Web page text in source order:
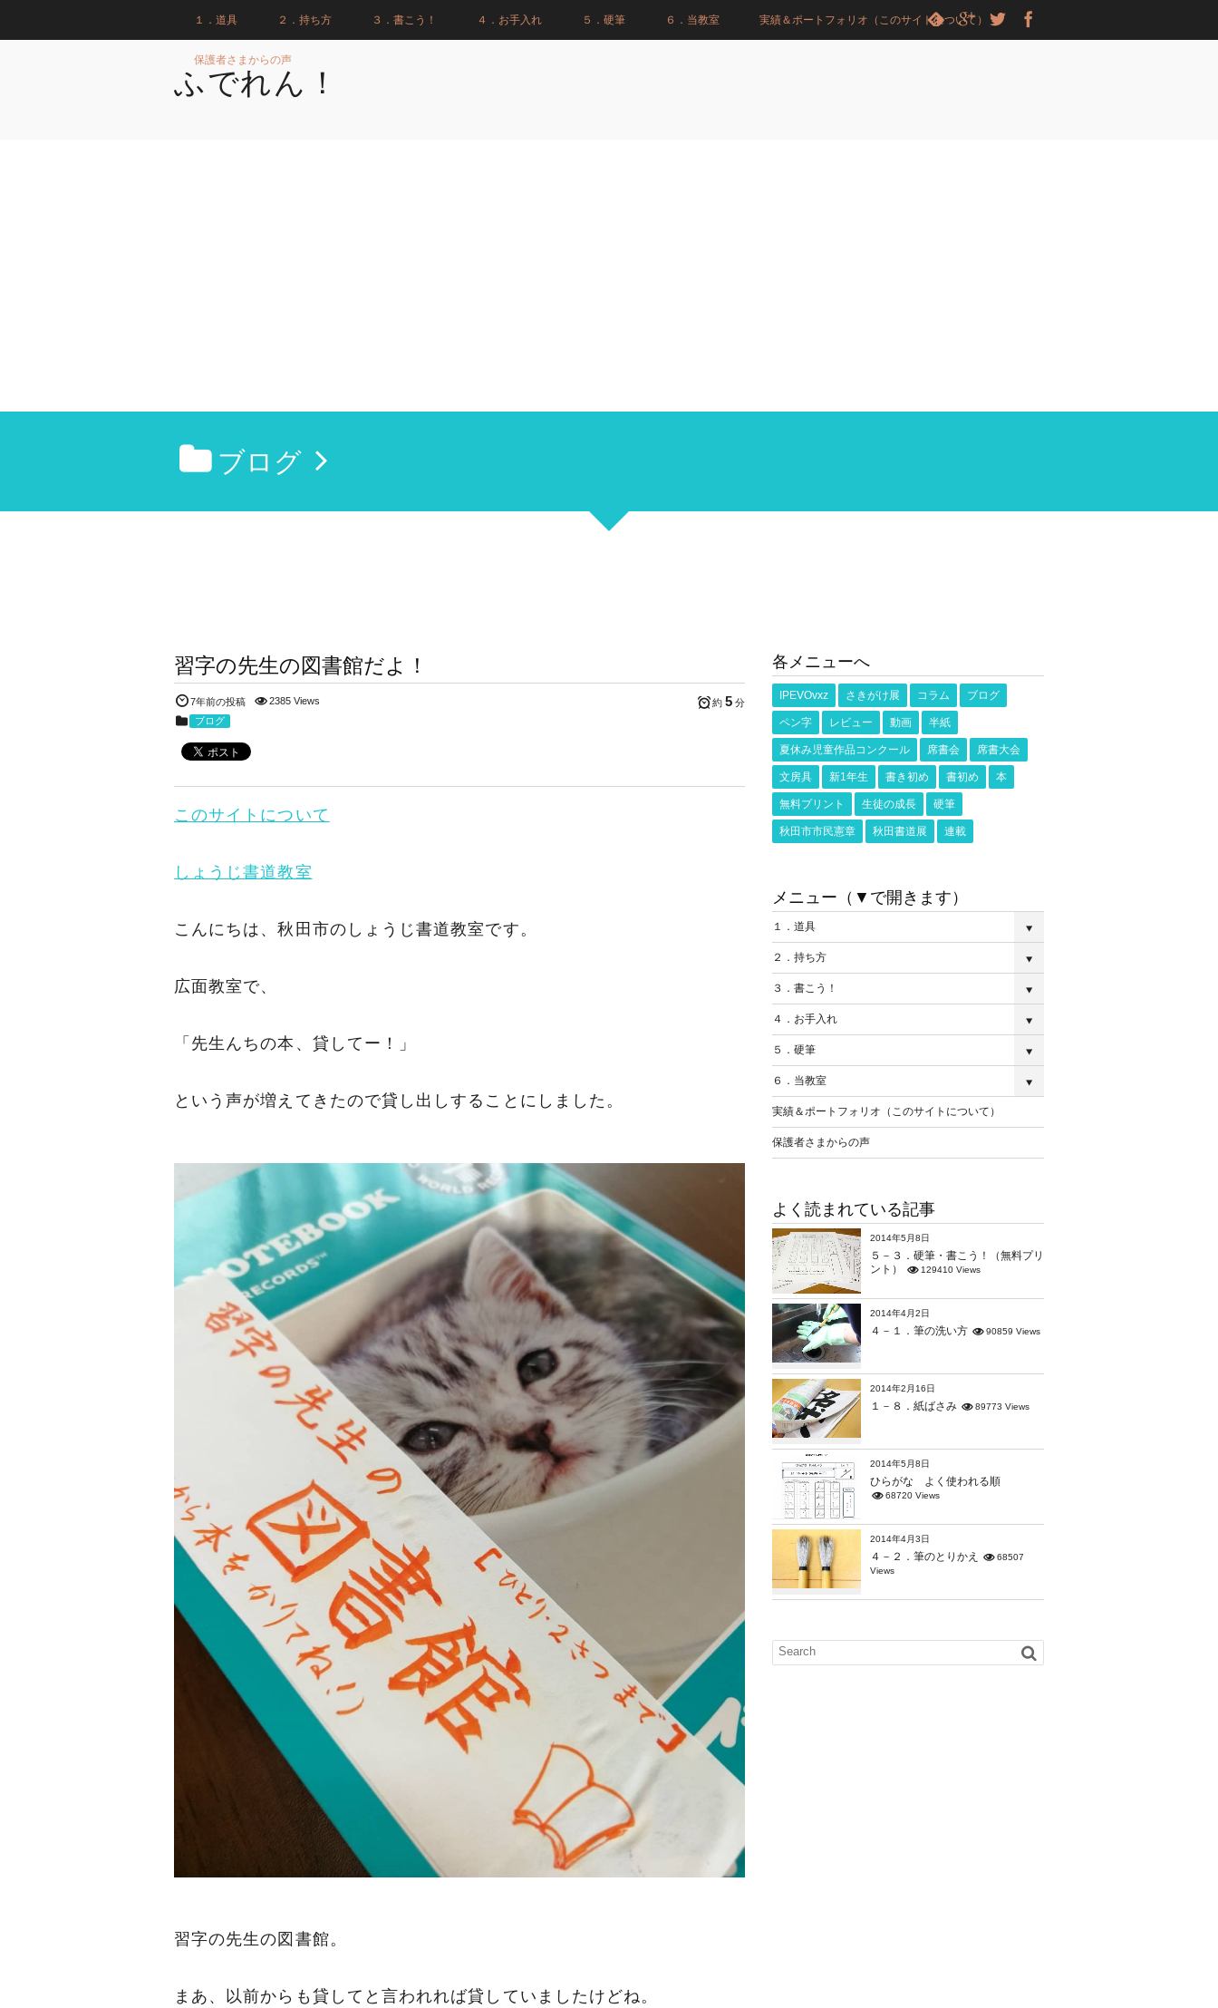
１．道具 ２．持ち方 ３．書こう！ ４．お手入れ ５．硬筆 ６．当教室 実績＆ポートフォリオ（このサイトについて）
保護者さまからの声
ふでれん！
ブログ
習字の先生の図書館だよ！
7年前の投稿 2385 Views 約 5 分
ブログ
このサイトについて
しょうじ書道教室
こんにちは、秋田市のしょうじ書道教室です。
広面教室で、
「先生んちの本、貸してー！」
という声が増えてきたので貸し出しすることにしました。
習字の先生の図書館。
まあ、以前からも貸してと言われれば貸していましたけどね。
各メニューへ
IPEVOvxz さきがけ展 コラム ブログ
ペン字 レビュー 動画 半紙
夏休み児童作品コンクール 席書会 席書大会
文房具 新1年生 書き初め 書初め 本
無料プリント 生徒の成長 硬筆
秋田市市民憲章 秋田書道展 連載
メニュー（▼で開きます）
１．道具
２．持ち方
３．書こう！
４．お手入れ
５．硬筆
６．当教室
実績＆ポートフォリオ（このサイトについて）
保護者さまからの声
よく読まれている記事
2014年5月8日
５－３．硬筆・書こう！（無料プリ
ント）
129410 Views
2014年4月2日
４－１．筆の洗い方 90859 Views
2014年2月16日
１－８．紙ばさみ 89773 Views
2014年5月8日
ひらがな よく使われる順
68720 Views
2014年4月3日
４－２．筆のとりかえ
68507
Views